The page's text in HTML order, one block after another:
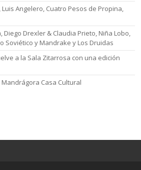
Luis Angelero, Cuatro Pesos de Propina,
Diego Drexler & Claudia Prieto, Niña Lobo,
Soviético y Mandrake y Los Druidas
a la Sala Zitarrosa con una edición
Casa Cultural